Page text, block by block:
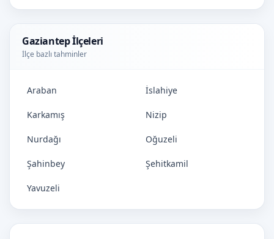
Gaziantep İlçeleri
İlçe bazlı tahminler
Araban İslahiye
Karkamış Nizip
Nurdağı Oğuzeli
Şahinbey Şehitkamil
Yavuzeli